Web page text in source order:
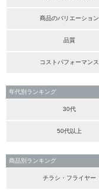
商品のバリエーション
品質
コストパフォーマンス
年代別ランキング
30代
50代以上
商品別ランキング
チラシ・フライヤー